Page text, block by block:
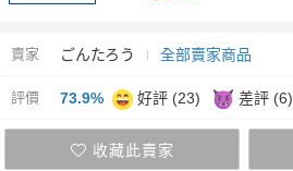
賣家 ごんたろう 全部賣家商品
評價 73.9% 好評 (23) 差評 (6)
收藏此賣家